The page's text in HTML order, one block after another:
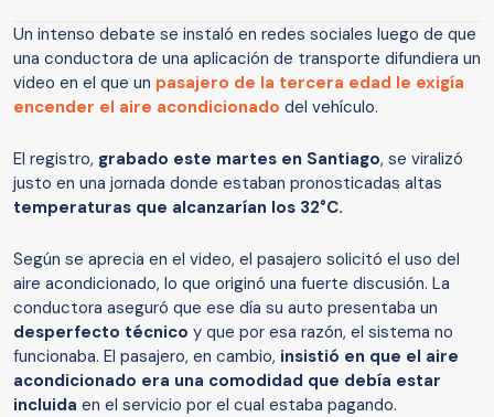
Un intenso debate se instaló en redes sociales luego de que
una conductora de una aplicación de transporte difundiera un
video en el que un pasajero de la tercera edad le exigía
encender el aire acondicionado del vehículo.
El registro, grabado este martes en Santiago, se viralizó
justo en una jornada donde estaban pronosticadas altas
temperaturas que alcanzarían los 32°C.
Según se aprecia en el video, el pasajero solicitó el uso del
aire acondicionado, lo que originó una fuerte discusión. La
conductora aseguró que ese día su auto presentaba un
desperfecto técnico y que por esa razón, el sistema no
funcionaba. El pasajero, en cambio, insistió en que el aire
acondicionado era una comodidad que debía estar
incluida en el servicio por el cual estaba pagando.